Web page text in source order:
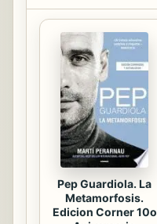
Pep Guardiola. La
Metamorfosis.
Edicion Corner 10o